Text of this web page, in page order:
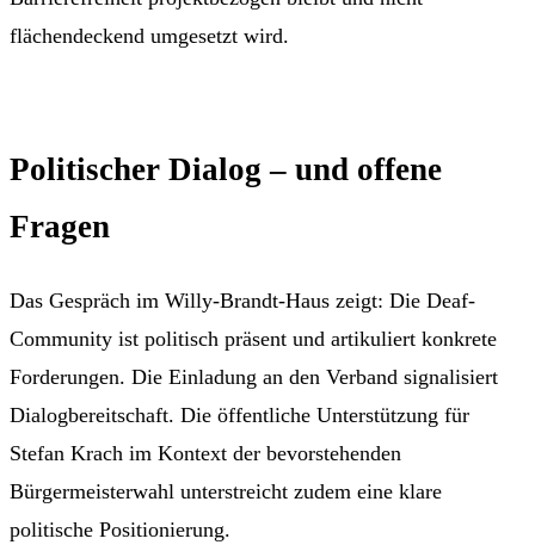
flächendeckend umgesetzt wird.
Politischer Dialog – und offene
Fragen
Das Gespräch im Willy-Brandt-Haus zeigt: Die Deaf-
Community ist politisch präsent und artikuliert konkrete
Forderungen. Die Einladung an den Verband signalisiert
Dialogbereitschaft. Die öffentliche Unterstützung für
Stefan Krach im Kontext der bevorstehenden
Bürgermeisterwahl unterstreicht zudem eine klare
politische Positionierung.